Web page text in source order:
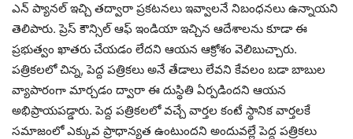
ఎన్ ప్యానల్ ఇచ్చి తద్వారా ప్రకటనలు ఇవ్వాలనే నిబంధనలు ఉన్నాయని
తెలిపారు. ప్రెస్ కౌన్సిల్ ఆఫ్ ఇండియా ఇచ్చిన ఆదేశాలను కూడా ఈ
ప్రభుత్వం ఖాతరు చేయడం లేదని ఆయన ఆక్రోశం వెలిబుచ్చారు.
పత్రికలలో చిన్న, పెద్ద పత్రికలు అనే తేడాలు లేవని కేవలం బడా బాబుల
వ్యాపారంగా మార్చడం ద్వారా ఈ దుస్థితి ఏర్పడిందని ఆయన
అభిప్రాయపడ్డారు. పెద్ద పత్రికలలో వచ్చే వార్తల కంటే స్థానిక వార్తలకే
సమాజంలో ఎక్కువ ప్రాధాన్యత ఉంటుందని అందువల్లే పెద్ద పత్రికలు